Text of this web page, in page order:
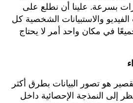
بسرعة. علينا أن نطلع على
الفيديو والاستبيانات الشخصية كل
في مكان واحد أمر لا يحتاج
هو تصور البيانات بطرق أكثر
إلى النمذجة الإحصائية داخل